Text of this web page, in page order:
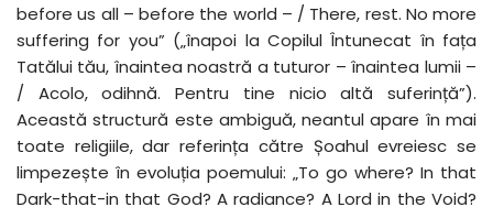
before us all – before the world – / There, rest. No more
suffering for you” („înapoi la Copilul Întunecat în fața
Tatălui tău, înaintea noastră a tuturor – înaintea lumii –
/ Acolo, odihnă. Pentru tine nicio altă suferință”).
Această structură este ambiguă, neantul apare în mai
toate religiile, dar referința către Șoahul evreiesc se
limpezește în evoluția poemului: „To go where? In that
Dark-that-in that God? A radiance? A Lord in the Void?